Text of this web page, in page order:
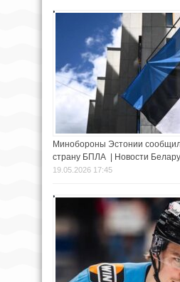
Минобороны Эстонии
страну БПЛА | Новости
19.05.2026 17:45